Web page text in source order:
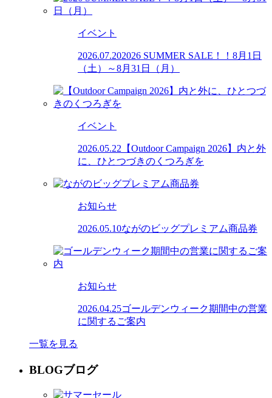
イベント
2026.07.202026 SUMMER SALE！！8月1日
（土）～8月31日（月）
イベント
2026.05.22 【Outdoor Campaign 2026】内と外
に、ひとつづきのくつろぎを
お知らせ
2026.05.10ながのビッグプレミアム商品券
お知らせ
2026.04.25ゴールデンウィーク期間中の営業
に関するご案内
一覧を見る
BLOGブログ